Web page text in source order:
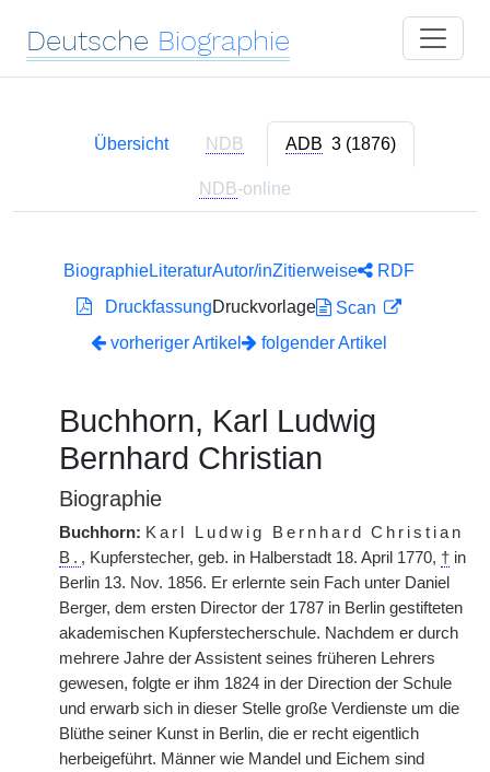
Deutsche Biographie
Übersicht NDB ADB 3 (1876)
NDB-online
BiographieLiteraturAutor/inZitierweise
RDF
DruckfassungDruckvorlage
Scan
vorheriger Artikel
folgender Artikel
Buchhorn, Karl Ludwig
Bernhard Christian
Biographie
Buchhorn: Karl Ludwig Bernhard Christian
B. , Kupferstecher, geb. in Halberstadt 18. April 1770, †in
Berlin 13. Nov. 1856. Er erlernte sein Fach unter Daniel
Berger, dem ersten Director der 1787 in Berlin gestifteten
akademischen Kupferstecherschule. Nachdem er durch
mehrere Jahre der Assistent seines früheren Lehrers
gewesen, folgte er ihm 1824 in der Direction der Schule
und erwarb sich in dieser Stelle große Verdienste um die
Blüthe seiner Kunst in Berlin, die er recht eigentlich
herbeigeführt. Männer wie Mandel und Eichem sind